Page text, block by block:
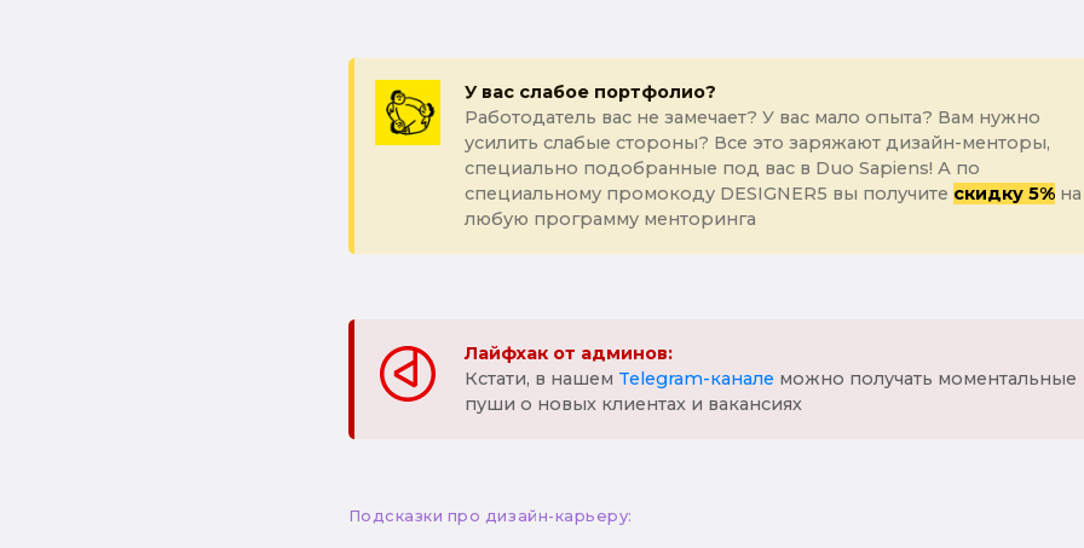
У вас слабое портфолио?
Работодатель вас не замечает? У вас мало опыта? Вам нужно
усилить слабые стороны? Все это заряжают дизайн-менторы,
специально подобранные под вас в Duo Sapiens! А по
специальному промокоду DESIGNER5 вы получите скидку 5%на
любую программу менторинга
Лайфхак от админов:
Кстати, в нашем Telegram-канале можно получать моментальные
пуши о новых клиентах и вакансиях
Подсказки про дизайн-карьеру: